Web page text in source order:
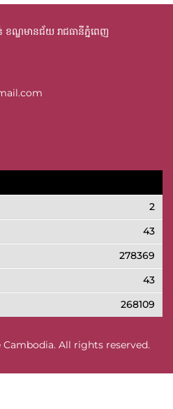
ខណ្ឌមានជ័យ រាជធានីភ្នំពេញ
2
43
278369
43
268109
All rights reserved.